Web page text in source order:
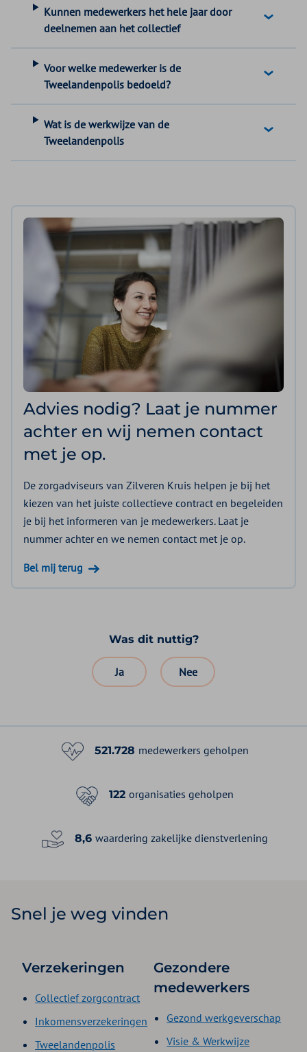
Kunnen medewerkers het hele jaar door
deelnemen aan het collectief
Voor welke medewerker is de
Tweelandenpolis bedoeld?
Wat is de werkwijze van de
Tweelandenpolis
Advies nodig? Laat je nummer
achter en wij nemen contact
met je op.
De zorgadviseurs van Zilveren Kruis helpen je bij het
kiezen van het juiste collectieve contract en begeleiden
je bij het informeren van je medewerkers. Laat je
nummer achter en we nemen contact met je op.
Bel mij terug
Was dit nuttig?
Ja Nee
521.728 medewerkers geholpen
122 organisaties geholpen
8,6 waardering zakelijke dienstverlening
Snel je weg vinden
Verzekeringen
Collectief zorgcontract
Inkomensverzekeringen
Tweelandenpolis
Gezondere
medewerkers
Gezond werkgeverschap
Visie & Werkwijze